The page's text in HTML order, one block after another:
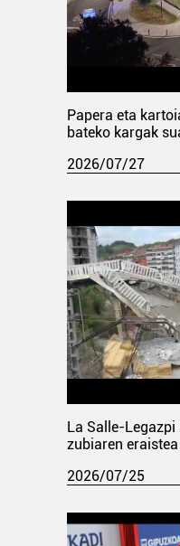
Papera eta
bateko kargak
2026/07/27
La Salle-
zubiaren eraistea
2026/07/25